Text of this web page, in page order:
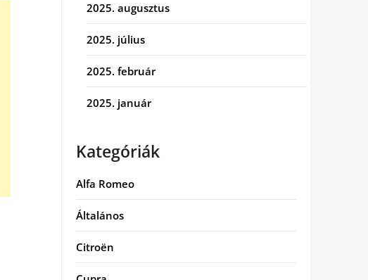
2025. augusztus
2025. július
2025. február
2025. január
Kategóriák
Alfa Romeo
Általános
Citroën